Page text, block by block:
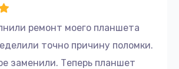
ремонт моего планшета
точно причину поломки.
заменили. Теперь планшет